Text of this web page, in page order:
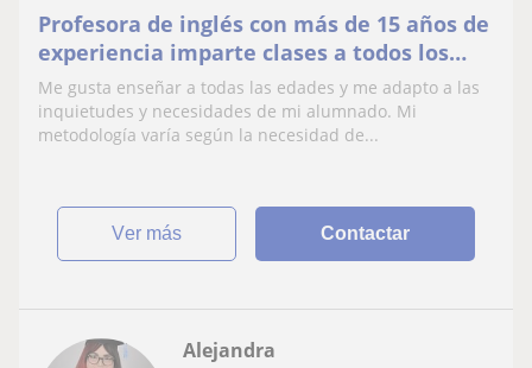
Profesora de inglés con más de 15 años de
experiencia imparte clases a todos los
niveles. Tengo el Proficiency de
Cambridge.
Me gusta enseñar a todas las edades y me adapto a las
inquietudes y necesidades de mi alumnado. Mi
metodología varía según la necesidad de...
ver más Contactar
Alejandra